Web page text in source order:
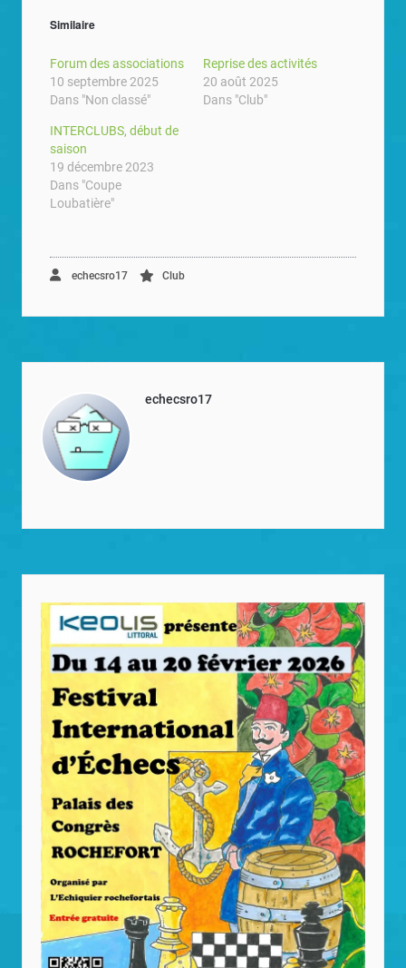
Similaire
Forum des associations
10 septembre 2025
Dans "Non classé"
Reprise des activités
20 août 2025
Dans "Club"
INTERCLUBS, début de
saison
19 décembre 2023
Dans "Coupe
Loubatière"
echecsro17 Club
echecsro17